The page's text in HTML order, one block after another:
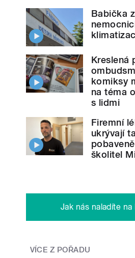
Babička
Kreslená
komiksy
na téma
s lidmi
Firemní
ukrývají
školitel
Jak nás naladíte na
VÍCE Z POŘADU